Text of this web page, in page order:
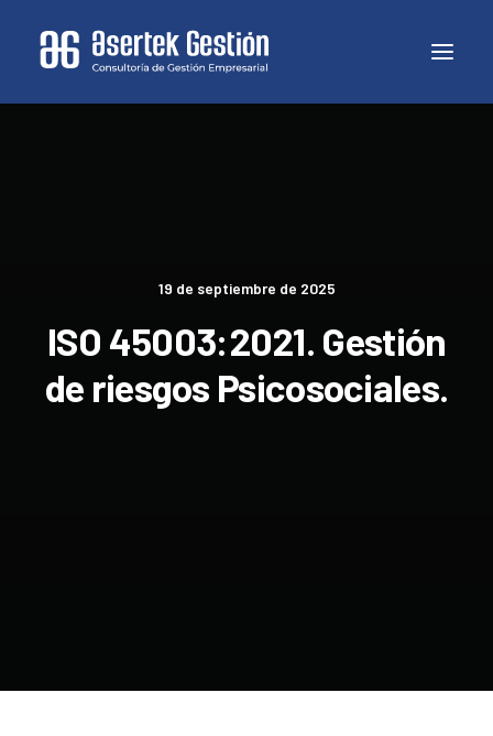
19 de septiembre de 2025
ISO 45003:2021. Gestión
de riesgos Psicosociales.